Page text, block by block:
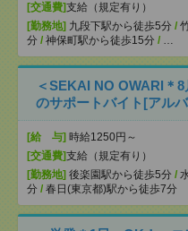
[交通費]支給（規定有り）
[勤務地] 九段下駅から徒歩5分 /
分 / 神保町駅から徒歩15分 / …
＜SEKAI NO OWARI＊
のサポートバイト[アル
[給 与] 時給1250円～
[交通費]支給（規定有り）
[勤務地] 後楽園駅から徒歩5分 /
分 / 春日(東京都)駅から徒歩7分